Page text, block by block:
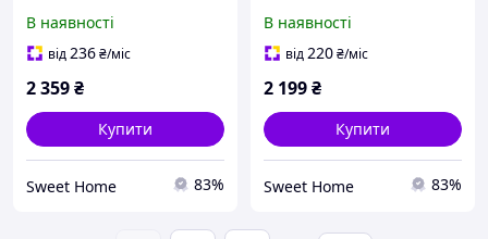
В наявності
від236₴/міс
2 359₴
Купити
Sweet Home 83%
В наявності
від220₴/міс
2 199₴
Купити
Sweet Home 83%